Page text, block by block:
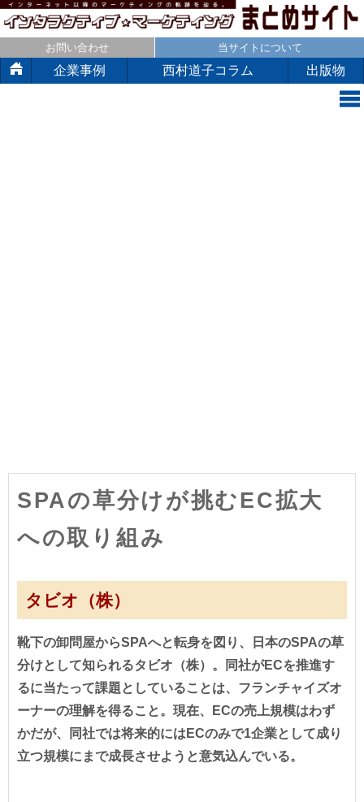
お問い合わせ 当サイトについて
企業事例 西村道子コラム 出版物
SPAの草分けが挑むEC拡大
への取り組み
タビオ（株）
靴下の卸問屋からSPAへと転身を図り、日本のSPAの草
分けとして知られるタビオ（株）。同社がECを推進す
るに当たって課題としていることは、フランチャイズオ
ーナーの理解を得ること。現在、ECの売上規模はわず
かだが、同社では将来的にはECのみで1企業として成り
立つ規模にまで成長させようと意気込んでいる。